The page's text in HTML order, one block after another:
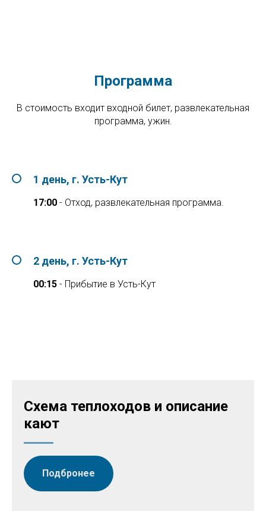
Программа
В стоимость входит входной билет, развлекательная
программа, ужин.
1 день, г. Усть-Кут
17:00 - Отход, развлекательная программа.
2 день, г. Усть-Кут
00:15 - Прибытие в Усть-Кут
Схема теплоходов и описание
кают
Подбронее